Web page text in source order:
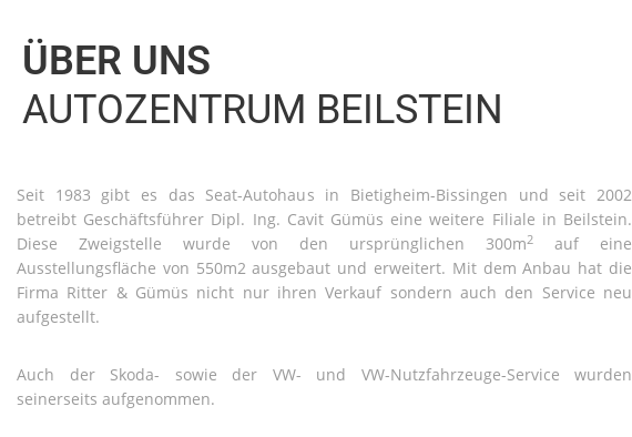
ÜBER UNS
AUTOZENTRUM BEILSTEIN
Seit 1983 gibt es das Seat-Autohaus in Bietigheim-Bissingen und seit 2002
betreibt Geschäftsführer Dipl. Ing. Cavit Gümüs eine weitere Filiale in Beilstein.
Diese Zweigstelle wurde von den ursprünglichen 300m2
auf eine
Ausstellungsfläche von 550m2 ausgebaut und erweitert. Mit dem Anbau hat die
Firma Ritter & Gümüs nicht nur ihren Verkauf sondern auch den Service neu
aufgestellt.
Auch der Skoda- sowie der VW- und VW-Nutzfahrzeuge-Service wurden
seinerseits aufgenommen.